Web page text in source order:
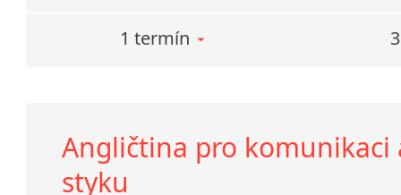
1 termín
Angličtina pro
styku